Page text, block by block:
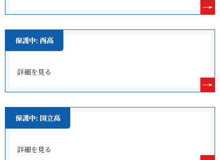
保護中: 西高
詳細を見る
保護中: 国立高
詳細を見る